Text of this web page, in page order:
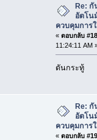
Re: กั
อัตโน
ควบคุมการ
« ตอบกลับ
11:24:11 AM
ดันกระทู้
Re:
อัตโน
ควบคุมการ
« ตอบกลับ